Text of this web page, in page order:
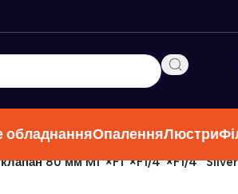
обладнанняОпаленняЛюстри
80 мм M1″×F1″×F1/4″×F1/4″